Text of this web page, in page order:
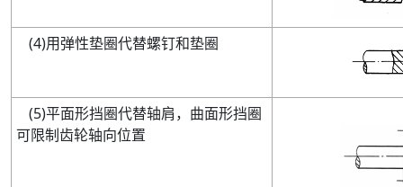
(4)用弹性垫圈代替螺钉和垫圈
(5)平面形挡圈代替轴肩，曲面形挡圈
可限制齿轮轴向位置